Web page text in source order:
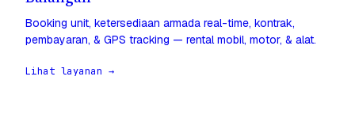
Booking unit, ketersediaan armada real-time, kontrak,
pembayaran, & GPS tracking — rental mobil, motor, & alat.
Lihat layanan →